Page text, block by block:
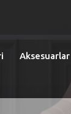
Aksesuarlar